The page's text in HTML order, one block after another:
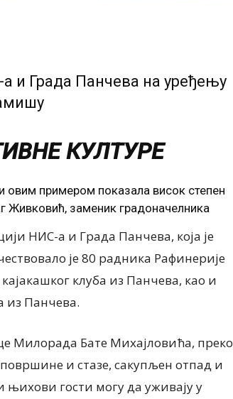
и Града Панчева на уређењу
КУЛТУРЕ
овим примером показала висок степен
Живковић, заменик градоначелника
НИС-а и Града Панчева, која је
је 80 радника Рафинерије
клуба из Панчева, као и
из Панчева.
Милорада Бате Михајловића, преко
и стазе, сакупљен отпад и
гости могу да уживају у